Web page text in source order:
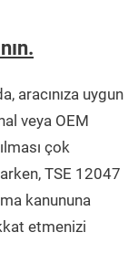
aracınıza uygun
veya OEM
çok
TSE 12047
kanununa
etmenizi